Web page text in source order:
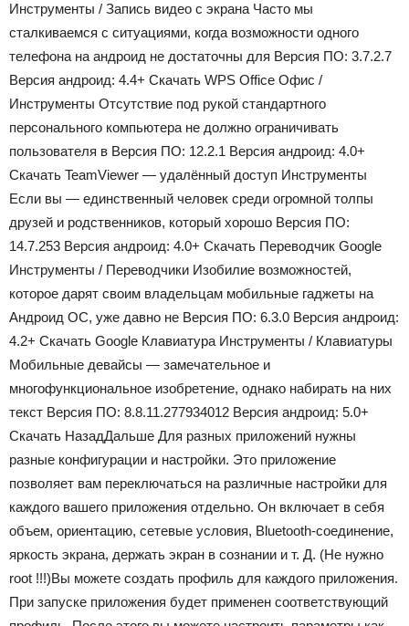
Инструменты / Запись видео с экрана Часто мы
сталкиваемся с ситуациями, когда возможности одного
телефона на андроид не достаточны для Версия ПО: 3.7.2.7
Версия андроид: 4.4+ Скачать WPS Office Офис /
Инструменты Отсутствие под рукой стандартного
персонального компьютера не должно ограничивать
пользователя в Версия ПО: 12.2.1 Версия андроид: 4.0+
Скачать TeamViewer — удалённый доступ Инструменты
Если вы — единственный человек среди огромной толпы
друзей и родственников, который хорошо Версия ПО:
14.7.253 Версия андроид: 4.0+ Скачать Переводчик Google
Инструменты / Переводчики Изобилие возможностей,
которое дарят своим владельцам мобильные гаджеты на
Андроид ОС, уже давно не Версия ПО: 6.3.0 Версия андроид:
4.2+ Скачать Google Клавиатура Инструменты / Клавиатуры
Мобильные девайсы — замечательное и
многофункциональное изобретение, однако набирать на них
текст Версия ПО: 8.8.11.277934012 Версия андроид: 5.0+
Скачать НазадДальше Для разных приложений нужны
разные конфигурации и настройки. Это приложение
позволяет вам переключаться на различные настройки для
каждого вашего приложения отдельно. Он включает в себя
объем, ориентацию, сетевые условия, Bluetooth-соединение,
яркость экрана, держать экран в сознании и т. Д. (Не нужно
root !!!)Вы можете создать профиль для каждого приложения.
При запуске приложения будет применен соответствующий